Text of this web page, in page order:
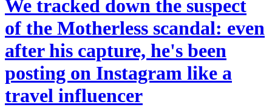
We tracked down the suspect
of the Motherless scandal: even
after his capture, he's been
posting on Instagram like a
travel influencer